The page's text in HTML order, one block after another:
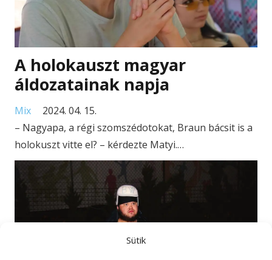
Sütik
A holokauszt magyar
áldozatainak napja
Mix
2024. 04. 15.
– Nagyapa, a régi szomszédotokat, Braun bácsit is a
holokuszt vitte el? – kérdezte Matyi.…